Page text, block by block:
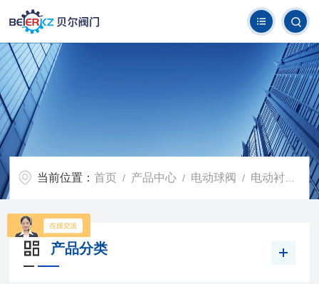
当前位置：首页 / 产品中心 / 电动球阀 / 电动衬氟球阀
产品分类